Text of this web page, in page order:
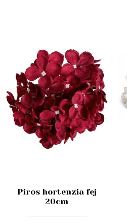
Piros hortenzia fej
20cm